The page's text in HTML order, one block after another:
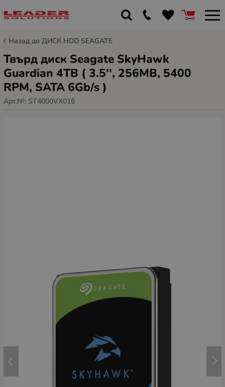
Назад до ДИСК HDD SEAGATE
Твърд диск Seagate SkyHawk
Guardian 4TB ( 3.5'', 256MB, 5400
RPM, SATA 6Gb/s )
Арт.№: ST4000VX016